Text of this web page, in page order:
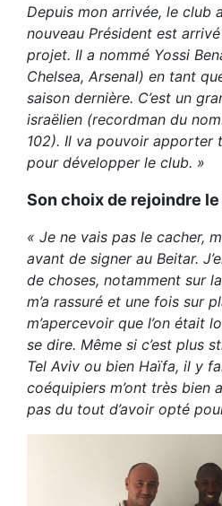
Depuis mon arrivée, le club
nouveau Président est
projet. Il a nommé Yossi
Chelsea, Arsenal) en tant
saison dernière. C’est un
israëlien (recordman du
102). Il va pouvoir apporter
pour développer le club. »
Son choix de rejoindre
« Je ne vais pas le cacher,
avant de signer au Beitar.
de choses, notamment sur
m’a rassuré et une fois sur
m’apercevoir que l’on était
se dire. Même si c’est plus
Tel Aviv ou bien Haïfa, il y
coéquipiers m’ont très bien
pas du tout d’avoir opté